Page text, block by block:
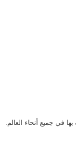
في جميع أنحاء العالم.